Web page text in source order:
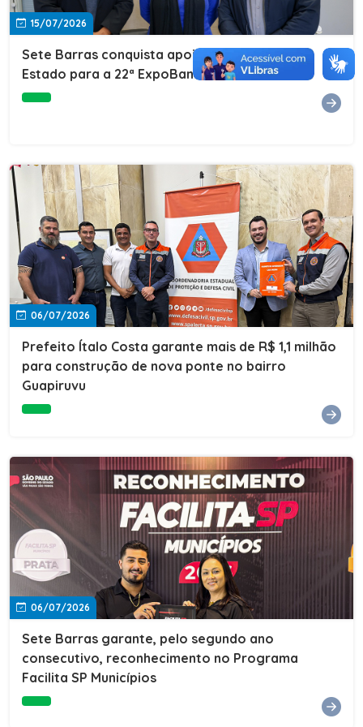
15/07/2026
Sete Barras conquista apoio do Governo do
Estado para a 22ª ExpoBanana
06/07/2026
Prefeito Ítalo Costa garante mais de R$ 1,1 milhão
para construção de nova ponte no bairro
Guapiruvu
06/07/2026
Sete Barras garante, pelo segundo ano
consecutivo, reconhecimento no Programa
Facilita SP Municípios